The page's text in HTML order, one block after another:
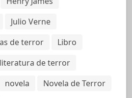
Julio Verne
de terror
Libro
literatura de terror
novela
Novela de Terror